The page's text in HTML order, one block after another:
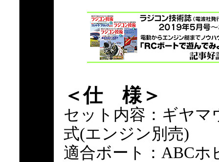
＜仕 様＞
セット内容：ギヤ
式(エンジン別売)
適合ボート：ABCホ